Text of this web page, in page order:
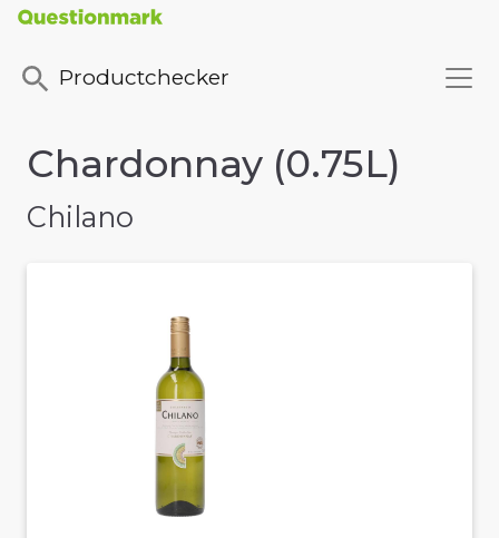
Productchecker
Chardonnay (0.75L)
Chilano